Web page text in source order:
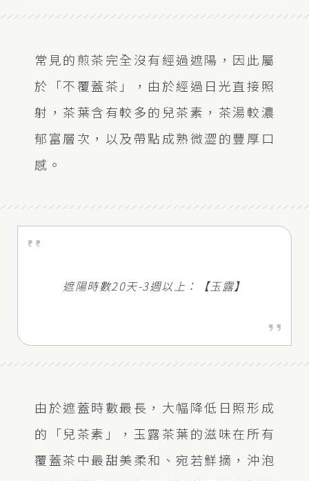
常見的煎茶完全沒有經過遮陽，因此屬
於「不覆蓋茶」，由於經過日光直接照
射，茶葉含有較多的兒茶素，茶湯較濃
郁富層次，以及帶點成熟微澀的豐厚口
感。
遮陽時數20天-3週以上：【玉露】
由於遮蓋時數最長，大幅降低日照形成
的「兒茶素」，玉露茶葉的滋味在所有
覆蓋茶中最甜美柔和、宛若鮮摘，沖泡